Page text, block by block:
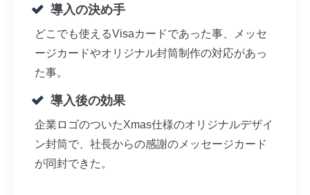
導入の決め手
どこでも使えるVisaカードであった事、メッセ
ージカードやオリジナル封筒制作の対応があっ
た事。
導入後の効果
企業ロゴのついたXmas仕様のオリジナルデザイ
ン封筒で、社長からの感謝のメッセージカード
が同封できた。